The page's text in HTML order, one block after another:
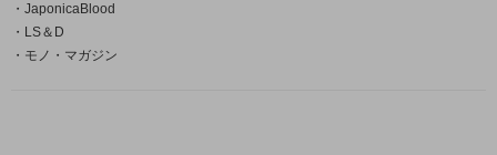
・JaponicaBlood
・LS＆D
・モノ・マガジン